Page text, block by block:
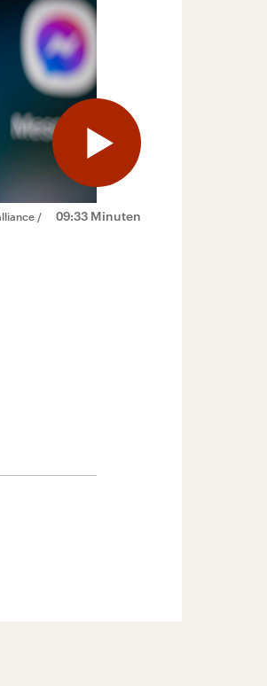
09:33 Minuten
/